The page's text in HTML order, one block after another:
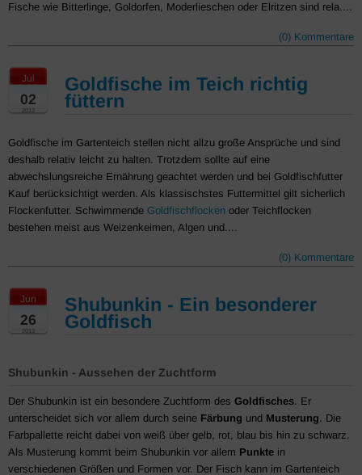
Fische wie Bitterlinge, Goldorfen, Moderlieschen oder Elritzen sind rela....
(0) Kommentare
Jul
02
2013
Goldfische im Teich richtig
füttern
Goldfische im Gartenteich stellen nicht allzu große Ansprüche und sind
deshalb relativ leicht zu halten. Trotzdem sollte auf eine
abwechslungsreiche Ernährung geachtet werden und bei Goldfischfutter
Kauf berücksichtigt werden. Als klassischstes Futtermittel gilt sicherlich
Flockenfutter. Schwimmende Goldfischflocken oder Teichflocken
bestehen meist aus Weizenkeimen, Algen und....
(0) Kommentare
Jun
26
2013
Shubunkin - Ein besonderer
Goldfisch
Shubunkin - Aussehen der Zuchtform
Der Shubunkin ist ein besondere Zuchtform des Goldfisches. Er
unterscheidet sich vor allem durch seine Färbung und Musterung. Die
Farbpallette reicht dabei von weiß über gelb, rot, blau bis hin zu schwarz.
Als Musterung kommt beim Shubunkin vor allem Punkte in
verschiedenen Größen und Formen vor. Der Fisch kann im Gartenteich